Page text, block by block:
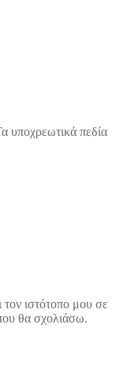
υποχρεωτικά πεδία
ιστότοπο μου σε
θα σχολιάσω.